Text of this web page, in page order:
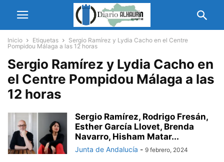
Inicio Etiquetas
Sergio Ramírez y Lydia Cacho en el Centre
Pompidou Málaga a las 12 horas
Sergio Ramírez y Lydia Cacho en
el Centre Pompidou Málaga a las
12 horas
Sergio Ramírez, Rodrigo Fresán,
Esther García Llovet, Brenda
Navarro, Hisham Matar...
Junta de Andalucía - 9 febrero, 2024